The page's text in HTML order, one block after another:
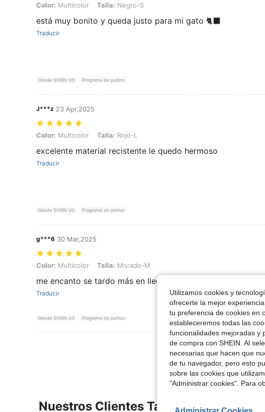
Color: Multicolor, Talla: Negro-S
Color: Multicolor Talla: Negro-S
está muy bonito y queda justo para mi gato 🐈‍⬛
Traducir
Desde SHEIN US Programa de puntos
J***z 23 Apr,2025
Color: Multicolor, Talla: Rojo-L
Color: Multicolor Talla: Rojo-L
excelente material recistente le quedo hermoso
Traducir
Desde SHEIN US Programa de puntos
g***6 30 Mar,2025
Color: Multicolor, Talla: Morado-M
Color: Multicolor Talla: Morado-M
me encanto se tardo más en llegar pero todo excelente lo
Traducir
Desde SHEIN US Programa de puntos
Ver Más Reseñas
Nuestros Clientes También Vieron
Utilizamos cookies y
ofrecerte la mejor
tu preferencia de cookies en
estableceremos todas las
funcionalidades mejoradas y
de compra con SHEIN. Al
necesarias que hacen que
de tu navegador, pero esto
sobre las cookies que
"Administrar cookies". Para